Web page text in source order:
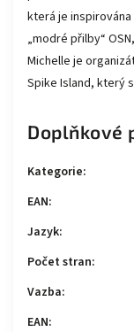
která je
„modré přilby“
Michelle je
Spike Island, který
Doplňkové
Kategorie:
EAN:
Jazyk:
Počet stran:
Vazba:
EAN: